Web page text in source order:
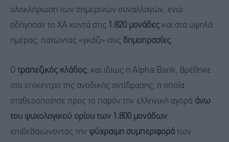
ολοκλήρωση των σημερινών συναλλαγών, ενώ
οδήγησαν το ΧΑ κοντά στις
1.820 μονάδες και στα υψηλά
ημέρας, πατώντας «γκάζι» στις δημοπρασίες.
Ο τραπεζικός κλάδος, και ιδίως η Alpha Bank, βρέθηκε
στο επίκεντρο της ανοδικής αντίδρασης, η οποία
σταθεροποίησε προς το παρόν την ελληνική αγορά άνω
του ψυχολογικού ορίου των 1.800 μονάδων,
επιβεβαιώνοντας την ψύχραιμη συμπεριφορά των